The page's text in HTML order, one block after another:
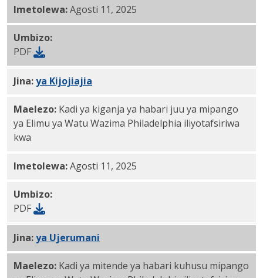
Imetolewa:Agosti 11, 2025
Umbizo:
PDF
Jina:PDF
ya Kijojiajia
Maelezo: Kadi ya kiganja ya habari juu ya mipango
ya Elimu ya Watu Wazima Philadelphia iliyotafsiriwa
kwa
Imetolewa:Agosti 11, 2025
Umbizo:
PDF
Jina:PDF
ya Ujerumani
Maelezo: Kadi ya mitende ya habari kuhusu mipango